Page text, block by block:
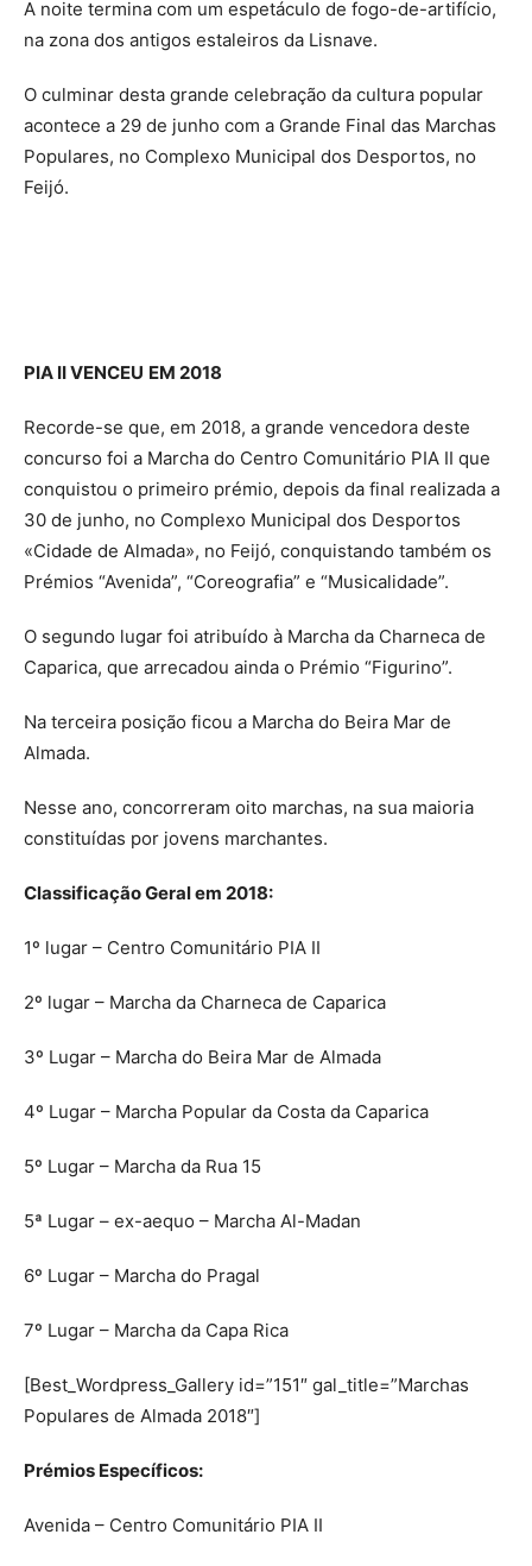
A noite termina com um espetáculo de fogo-de-artifício,
na zona dos antigos estaleiros da Lisnave.
O culminar desta grande celebração da cultura popular
acontece a 29 de junho com a Grande Final das Marchas
Populares, no Complexo Municipal dos Desportos, no
Feijó.
PIA II VENCEU EM 2018
Recorde-se que, em 2018, a grande vencedora deste
concurso foi a Marcha do Centro Comunitário PIA II que
conquistou o primeiro prémio, depois da final realizada a
30 de junho, no Complexo Municipal dos Desportos
«Cidade de Almada», no Feijó, conquistando também os
Prémios “Avenida”, “Coreografia” e “Musicalidade”.
O segundo lugar foi atribuído à Marcha da Charneca de
Caparica, que arrecadou ainda o Prémio “Figurino”.
Na terceira posição ficou a Marcha do Beira Mar de
Almada.
Nesse ano, concorreram oito marchas, na sua maioria
constituídas por jovens marchantes.
Classificação Geral em 2018:
1º lugar – Centro Comunitário PIA II
2º lugar – Marcha da Charneca de Caparica
3º Lugar – Marcha do Beira Mar de Almada
4º Lugar – Marcha Popular da Costa da Caparica
5º Lugar – Marcha da Rua 15
5ª Lugar – ex-aequo – Marcha Al-Madan
6º Lugar – Marcha do Pragal
7º Lugar – Marcha da Capa Rica
[Best_Wordpress_Gallery id=”151″ gal_title=”Marchas
Populares de Almada 2018″]
Prémios Específicos:
Avenida – Centro Comunitário PIA II